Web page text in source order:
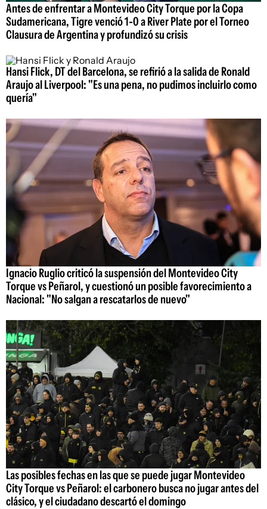
Antes de enfrentar a Montevideo City Torque por la Copa
Sudamericana, Tigre venció 1-0 a River Plate por el Torneo
Clausura de Argentina y profundizó su crisis
Hansi Flick, DT del Barcelona, se refirió a la salida de Ronald
Araujo al Liverpool: "Es una pena, no pudimos incluirlo como
quería"
Ignacio Ruglio criticó la suspensión del Montevideo City
Torque vs Peñarol, y cuestionó un posible favorecimiento a
Nacional: "No salgan a rescatarlos de nuevo"
Las posibles fechas en las que se puede jugar Montevideo
City Torque vs Peñarol: el carbonero busca no jugar antes del
clásico, y el ciudadano descartó el domingo